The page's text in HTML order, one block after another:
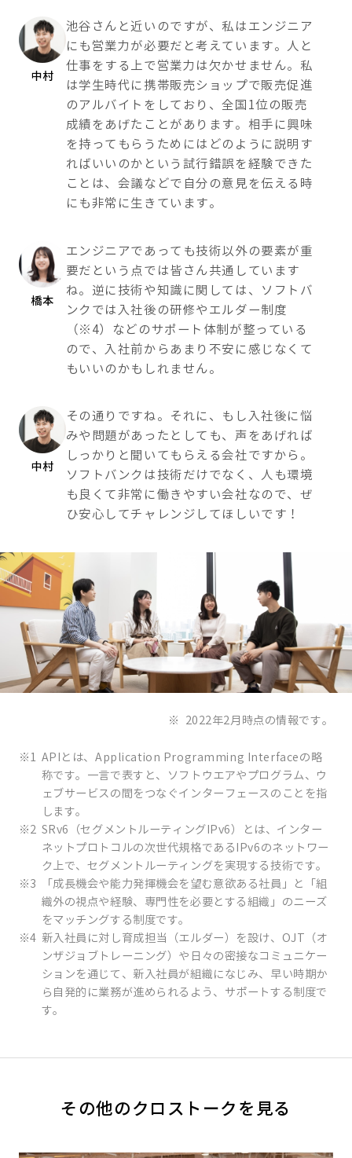
中村
池谷さんと近いのですが、私はエンジニア
にも営業力が必要だと考えています。人と
仕事をする上で営業力は欠かせません。私
は学生時代に携帯販売ショップで販売促進
のアルバイトをしており、全国1位の販売
成績をあげたことがあります。相手に興味
を持ってもらうためにはどのように説明す
ればいいのかという試行錯誤を経験できた
ことは、会議などで自分の意見を伝える時
にも非常に生きています。
橋本
エンジニアであっても技術以外の要素が重
要だという点では皆さん共通しています
ね。逆に技術や知識に関しては、ソフトバ
ンクでは入社後の研修やエルダー制度
（※4）などのサポート体制が整っている
ので、入社前からあまり不安に感じなくて
もいいのかもしれません。
中村
その通りですね。それに、もし入社後に悩
みや問題があったとしても、声をあげれば
しっかりと聞いてもらえる会社ですから。
ソフトバンクは技術だけでなく、人も環境
も良くて非常に働きやすい会社なので、ぜ
ひ安心してチャレンジしてほしいです！
※ 2022年2月時点の情報です。
※1 APIとは、Application Programming Interfaceの略
称です。一言で表すと、ソフトウエアやプログラム、ウ
ェブサービスの間をつなぐインターフェースのことを指
します。
※2 SRv6（セグメントルーティングIPv6）とは、インター
ネットプロトコルの次世代規格であるIPv6のネットワー
ク上で、セグメントルーティングを実現する技術です。
※3
「成長機会や能力発揮機会を望む意欲ある社員」と「組
織外の視点や経験、専門性を必要とする組織」のニーズ
をマッチングする制度です。
※4 新入社員に対し育成担当（エルダー）を設け、OJT（オ
ンザジョブトレーニング）や日々の密接なコミュニケー
ションを通じて、新入社員が組織になじみ、早い時期か
ら自発的に業務が進められるよう、サポートする制度で
す。
その他のクロストークを見る